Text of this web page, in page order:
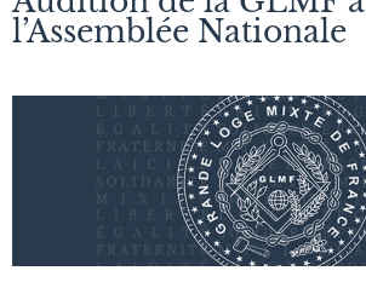
l’Assemblée Nationale